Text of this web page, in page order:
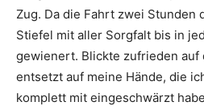
Zug. Da die Fahrt zwei Stunden
Stiefel mit aller Sorgfalt bis in
gewienert. Blickte zufrieden auf
entsetzt auf meine Hände, die
komplett mit eingeschwärzt